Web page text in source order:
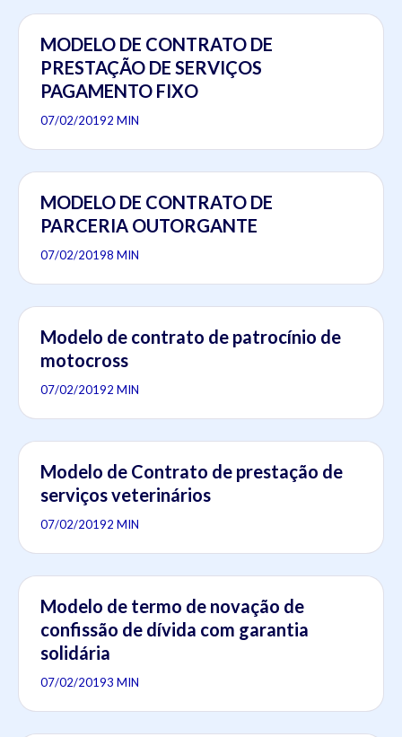
MODELO DE CONTRATO DE
PRESTAÇÃO DE SERVIÇOS
PAGAMENTO FIXO
07/02/20192 MIN
MODELO DE CONTRATO DE
PARCERIA OUTORGANTE
07/02/20198 MIN
Modelo de contrato de patrocínio de
motocross
07/02/20192 MIN
Modelo de Contrato de prestação de
serviços veterinários
07/02/20192 MIN
Modelo de termo de novação de
confissão de dívida com garantia
solidária
07/02/20193 MIN